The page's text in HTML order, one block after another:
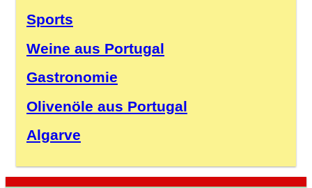
Sports
Weine aus Portugal
Gastronomie
Olivenöle aus Portugal
Algarve